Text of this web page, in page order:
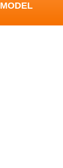
MODEL